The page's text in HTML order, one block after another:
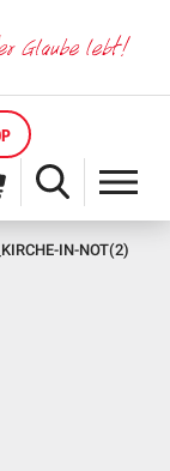
IN-NOT(2)